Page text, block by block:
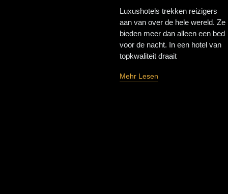
Luxushotels trekken reizigers
aan van over de hele wereld. Ze
bieden meer dan alleen een bed
voor de nacht. In een hotel van
topkwaliteit draait
Mehr Lesen